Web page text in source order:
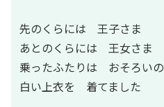
先のくらには 王子さま
あとのくらには 王女さま
乗ったふたりは おそろいの
白い上衣を 着てました